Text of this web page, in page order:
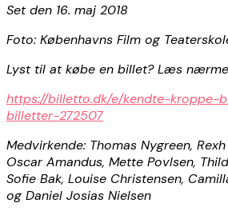
Set den 16. maj 2018
Foto: Københavns Film og
Lyst til at købe en billet? Læs
https://billetto.dk/e/kendte-kroppe-
billetter-272507
Medvirkende: Thomas Nygreen,
Oscar Amandus, Mette Povlsen,
Sofie Bak, Louise Christensen,
og Daniel Josias Nielsen